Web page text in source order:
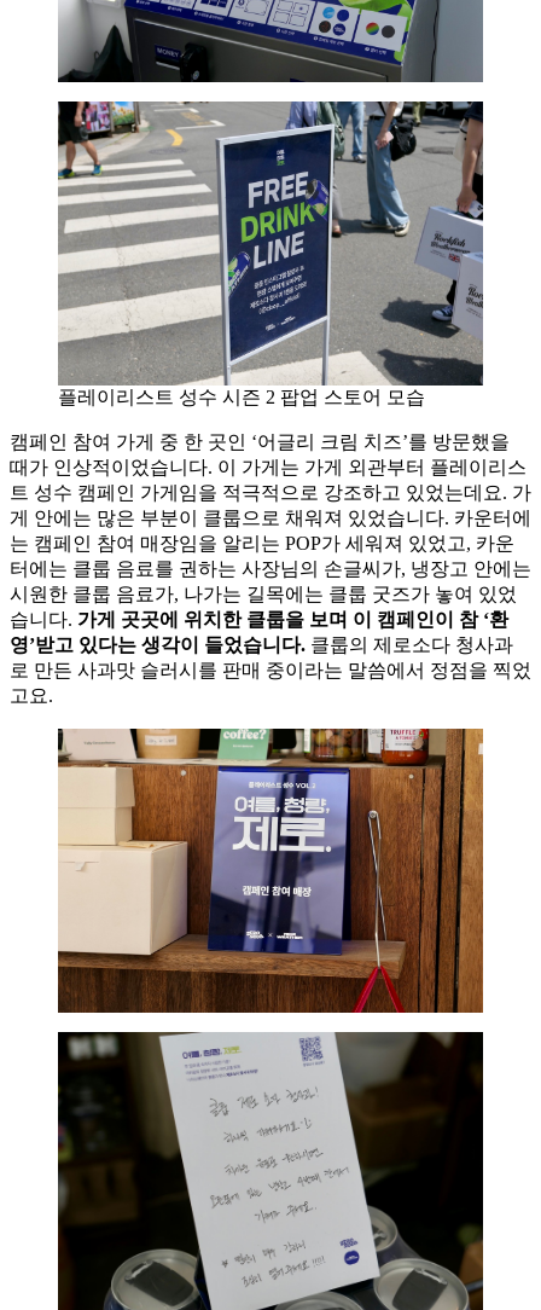
플레이리스트 성수 시즌 2 팝업 스토어 모습
캠페인 참여 가게 중 한 곳인 ‘어글리 크림 치즈’를 방문했을
때가 인상적이었습니다. 이 가게는 가게 외관부터 플레이리스
트 성수 캠페인 가게임을 적극적으로 강조하고 있었는데요. 가
게 안에는 많은 부분이 클룹으로 채워져 있었습니다. 카운터에
는 캠페인 참여 매장임을 알리는 POP가 세워져 있었고, 카운
터에는 클룹 음료를 권하는 사장님의 손글씨가, 냉장고 안에는
시원한 클룹 음료가, 나가는 길목에는 클룹 굿즈가 놓여 있었
습니다. 가게 곳곳에 위치한 클룹을 보며 이 캠페인이 참 ‘환
영’받고 있다는 생각이 들었습니다. 클룹의 제로소다 청사과
로 만든 사과맛 슬러시를 판매 중이라는 말씀에서 정점을 찍었
고요.